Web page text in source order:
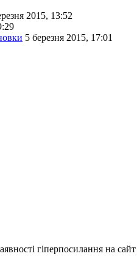
2015, 13:52
5 березня 2015, 17:01
гіперпосилання на сайт